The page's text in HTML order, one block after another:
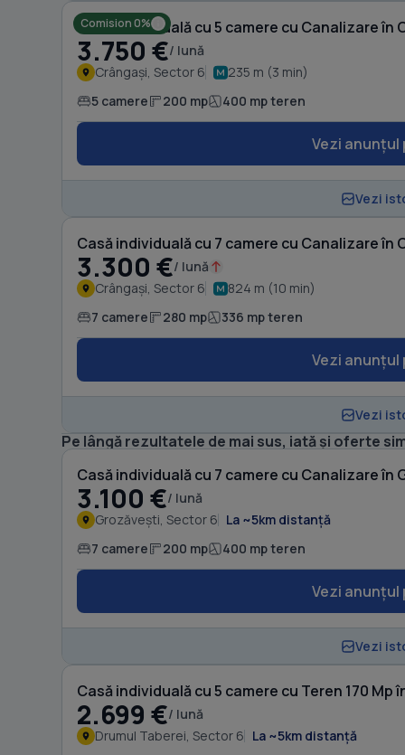
Comision 0%
Casă individuală cu 5 camere cu Canalizare în
3.750 €/ lună
Crângași, Sector 6 235 m (3 min)
5 camere 200 mp 400 mp teren
Vezi anunțul
Vezi
Casă individuală cu 7 camere cu Canalizare în
3.300 €/ lună
Crângași, Sector 6 824 m (10 min)
7 camere 280 mp 336 mp teren
Vezi anunțul
Vezi
Pe lângă rezultatele de mai sus, iată și oferte
Casă individuală cu 7 camere cu Canalizare în
3.100 €/ lună
Grozăvești, Sector 6 La ~5km distanță
7 camere 200 mp 400 mp teren
Vezi anunțul
Vezi
Casă individuală cu 5 camere cu Teren 170 Mp
2.699 €/ lună
Drumul Taberei, Sector 6 La ~5km distanță